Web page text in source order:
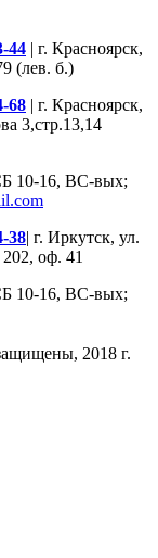
44 | г. Красноярск,
(лев. б.)
68 | г. Красноярск,
3,стр.13,14
10-16, ВС-вых;
38| г. Иркутск, ул.
оф. 41
10-16, ВС-вых;
2018 г.